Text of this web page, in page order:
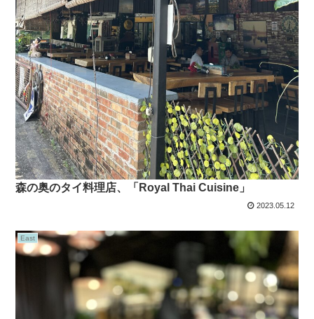
森の奥のタイ料理店、「Royal Thai Cuisine」
2023.05.12
East